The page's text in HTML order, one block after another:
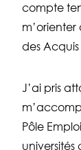
compte
des
J’ai pris
Pôle
universités